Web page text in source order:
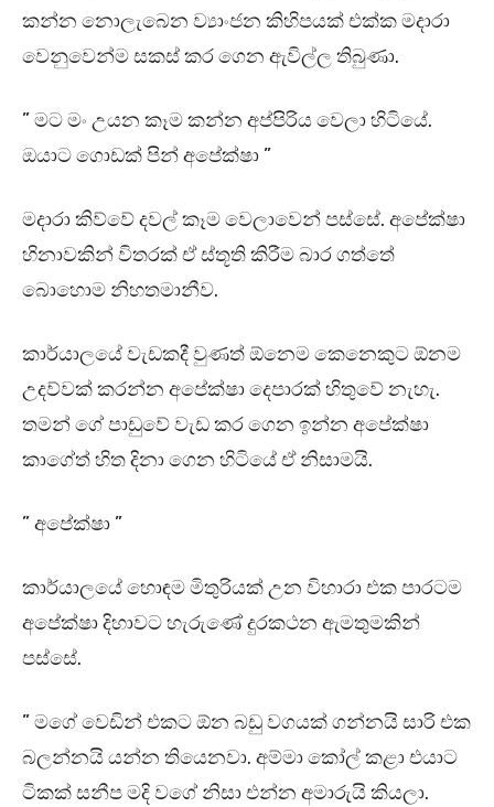
කන්න නොලැබෙන ව්‍යාංජන කිහිපයක් එක්ක මදාරා
වෙනුවෙන්ම සකස් කර ගෙන ඇවිල්ල තිබුණා.
” මට මං උයන කෑම කන්න අප්පිරිය වෙලා හිටියේ.
ඔයාට ගොඩක් පින් අපේක්ෂා ”
මදාරා කිව්වේ දවල් කෑම වෙලාවෙන් පස්සේ. අපේක්ෂා
හිනාවකින් විතරක් ඒ ස්තූති කිරීම බාර ගත්තේ
බොහොම නිහතමානීව.
කාර්යාලයේ වැඩකදී වුණත් ඕනෙම කෙනෙකුට ඕනම
උදව්වක් කරන්න අපේක්ෂා දෙපාරක් හිතුවේ නැහැ.
තමන් ගේ පාඩුවේ වැඩ කර ගෙන ඉන්න අපේක්ෂා
කාගේත් හිත දිනා ගෙන හිටියේ ඒ නිසාමයි.
” අපේක්ෂා ”
කාර්යාලයේ හොඳම මිතුරියක් උන විහාරා එක පාරටම
අපේක්ෂා දිහාවට හැරුණේ දුරකථන ඇමතුමකින්
පස්සේ.
” මගේ වෙඩින් එකට ඕන බඩු වගයක් ගන්නයි සාරි එක
බලන්නයි යන්න තියෙනවා. අම්මා කෝල් කළා එයාට
ටිකක් සනීප මදි වගේ නිසා එන්න අමාරුයි කියලා.